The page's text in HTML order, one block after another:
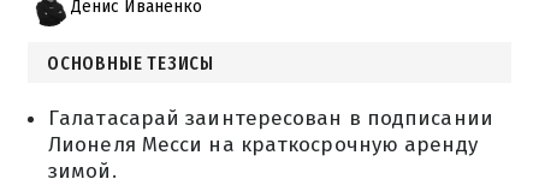
Денис Иваненко
ОСНОВНЫЕ ТЕЗИСЫ
Галатасарай заинтересован в подписании
Лионеля Месси на краткосрочную аренду
зимой.